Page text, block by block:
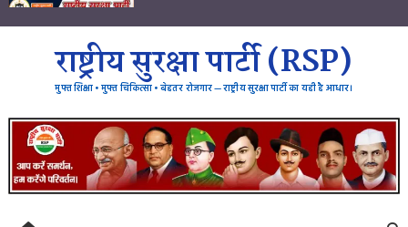
राष्ट्रीय सुरक्षा पार्टी (RSP)
मुफ्त शिक्षा • मुफ्त चिकित्सा • बेहतर रोजगार — राष्ट्रीय सुरक्षा पार्टी का यही है आधार।